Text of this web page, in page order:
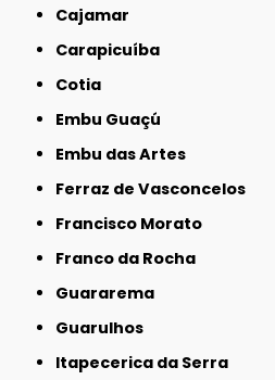
Cajamar
Carapicuíba
Cotia
Embu Guaçú
Embu das Artes
Ferraz de Vasconcelos
Francisco Morato
Franco da Rocha
Guararema
Guarulhos
Itapecerica da Serra